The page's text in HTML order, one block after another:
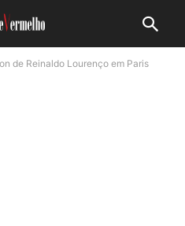
de Reinaldo Lourenço em Paris